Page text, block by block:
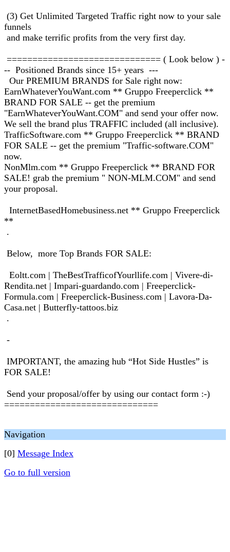
(3) Get Unlimited Targeted Traffic right now to your sale
funnels
and make terrific profits from the very first day.
============================== ( Look below ) -
-- Positioned Brands since 15+ years ---
Our PREMIUM BRANDS for Sale right now:
EarnWhateverYouWant.com ** Gruppo Freeperclick **
BRAND FOR SALE -- get the premium
"EarnWhateverYouWant.COM" and send your offer now.
We sell the brand plus TRAFFIC included (all inclusive).
TrafficSoftware.com ** Gruppo Freeperclick ** BRAND
FOR SALE -- get the premium "Traffic-software.COM"
now.
NonMlm.com ** Gruppo Freeperclick ** BRAND FOR
SALE! grab the premium " NON-MLM.COM" and send
your proposal.
InternetBasedHomebusiness.net ** Gruppo Freeperclick
**
.
Below, more Top Brands FOR SALE:
Eoltt.com | TheBestTrafficofYourllife.com | Vivere-di-
Rendita.net | Impari-guardando.com | Freeperclick-
Formula.com | Freeperclick-Business.com | Lavora-Da-
Casa.net | Butterfly-tattoos.biz
.
-
IMPORTANT, the amazing hub “Hot Side Hustles” is
FOR SALE!
Send your proposal/offer by using our contact form :-)
==============================
Navigation
[0] Message Index
Go to full version